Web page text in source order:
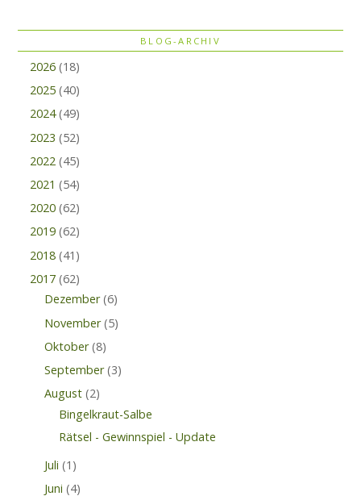
BLOG-ARCHIV
2026 (18)
2025 (40)
2024 (49)
2023 (52)
2022 (45)
2021 (54)
2020 (62)
2019 (62)
2018 (41)
2017 (62)
Dezember (6)
November (5)
Oktober (8)
September (3)
August (2)
Bingelkraut-Salbe
Rätsel - Gewinnspiel - Update
Juli (1)
Juni (4)